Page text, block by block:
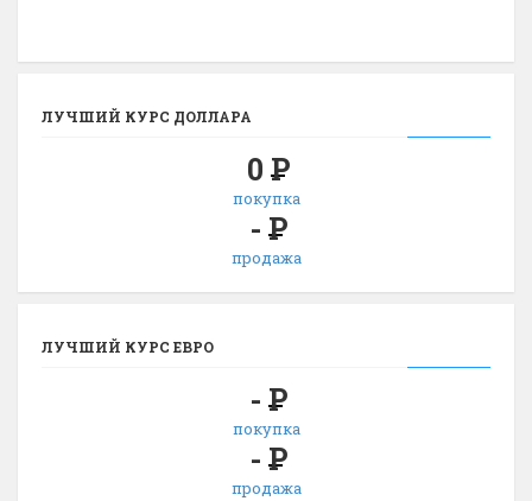
ЛУЧШИЙ КУРС ДОЛЛАРА
0 Р
покупка
- Р
продажа
ЛУЧШИЙ КУРС ЕВРО
- Р
покупка
- Р
продажа